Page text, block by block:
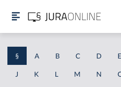
§ A B C D E
J K L M N